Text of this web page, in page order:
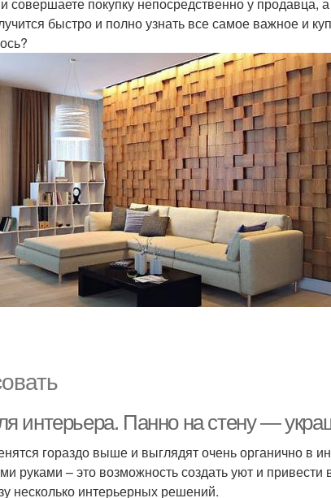
быстро и полно узнать все самое важное и
интерьера. Панно на стену —
гораздо выше и выглядят очень органично в
руками – это возможность создать уют и привести
несколько интерьерных решений.